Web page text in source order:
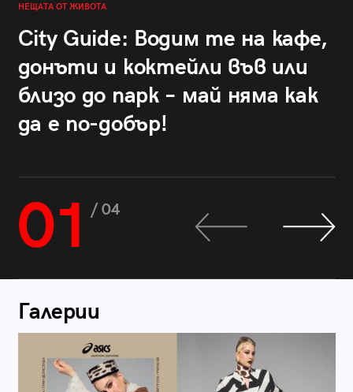
НЕЩАТА ОТ ЖИВОТА
City Guide: Водим те на кафе,
донъти и коктейли във или
близо до парк – май няма как
да е по-добър!
01 / 04
Галерии